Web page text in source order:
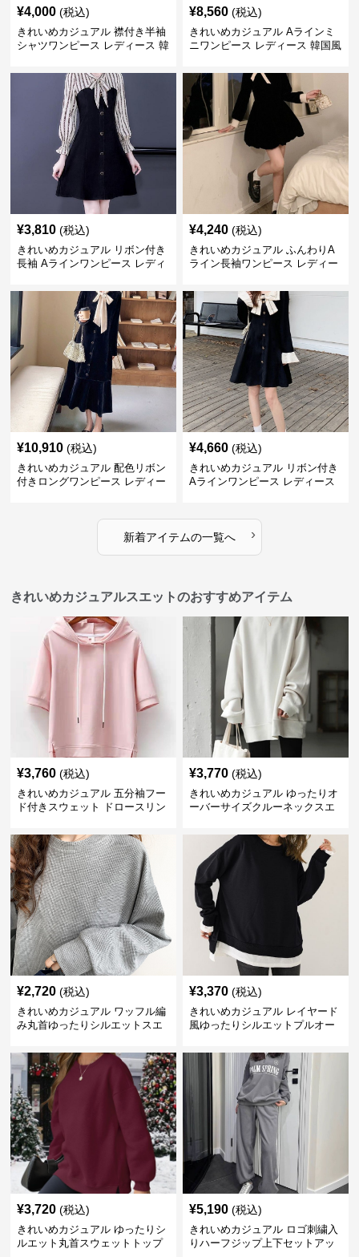
¥4,000 (税込)
きれいめカジュアル 襟付き半袖
シャツワンピース レディース 韓
ト ウエストマーク スタイルアッ
プ Aライン 小柄さん◎
¥8,560 (税込)
きれいめカジュアル Aラインミ
ニワンピース レディース 韓国風
上丈 春秋 ウエストマーク 上品
エレガント
¥3,810 (税込)
きれいめカジュアル リボン付き
長袖 Aラインワンピース レディ
り替え 膝上丈 細見え フェミニ
ン おしゃれ
¥4,240 (税込)
きれいめカジュアル ふんわりA
ライン長袖ワンピース レディー
ト フェミニン 上品 おしゃれ
¥10,910 (税込)
きれいめカジュアル 配色リボン
付きロングワンピース レディー
¥4,660 (税込)
きれいめカジュアル リボン付き
Aラインワンピース レディース
ン
新着アイテムの一覧へ ›
きれいめカジュアルスエットのおすすめアイテム
¥3,760 (税込)
きれいめカジュアル 五分袖フー
ド付きスウェット ドロースリン
¥3,770 (税込)
きれいめカジュアル ゆったりオ
ーバーサイズクルーネックスエ
¥2,720 (税込)
きれいめカジュアル ワッフル編
み丸首ゆったりシルエットスエ
¥3,370 (税込)
きれいめカジュアル レイヤード
風ゆったりシルエットプルオー
¥3,720 (税込)
きれいめカジュアル ゆったりシ
ルエット丸首スウェットトップ
¥5,190 (税込)
きれいめカジュアル ロゴ刺繍入
りハーフジップ上下セットアッ